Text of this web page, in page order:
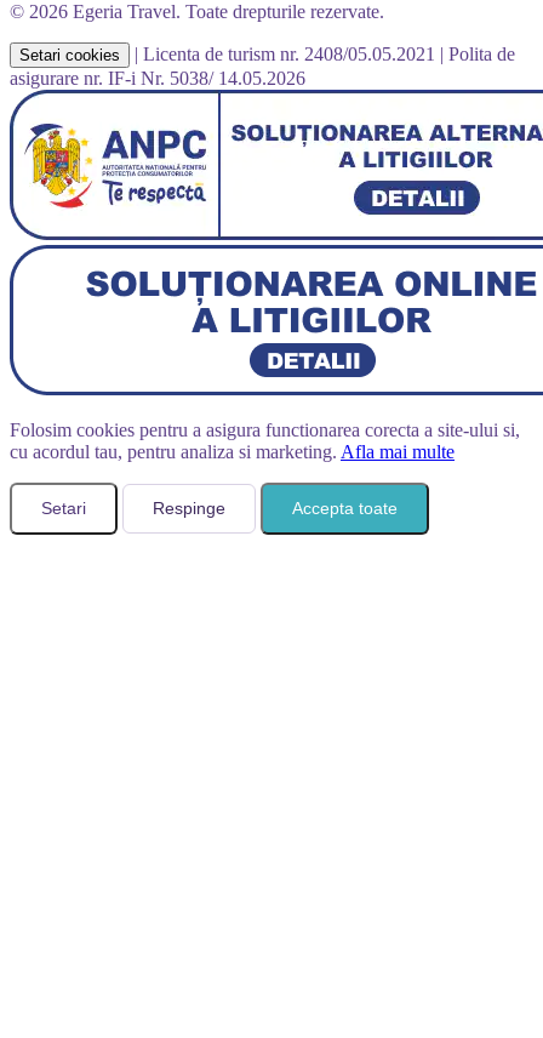
© 2026 Egeria Travel. Toate drepturile rezervate.
Setari cookies | Licenta de turism nr. 2408/05.05.2021 | Polita de
asigurare nr. IF-i Nr. 5038/ 14.05.2026
Folosim cookies pentru a asigura functionarea corecta a site-ului si,
cu acordul tau, pentru analiza si marketing. Afla mai multe
Setari Respinge Accepta toate